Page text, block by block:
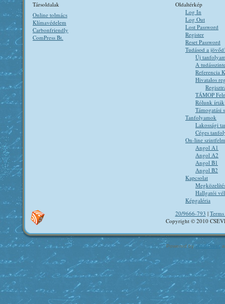
Társoldalak
Online tolmács
Klímavédelem
Carbonfriendly
ComPress Bt.
Oldaltérkép
Log In
Log Out
Lost Password
Register
Reset Password
Tudásod a
Új
A
Referencia
Hivatalos
TÁMOP
Rólunk írták
Támogatási
Tanfolyamok
Lakossági
Céges
On-line
Angol A1
Angol A2
Angol B1
Angol B2
Kapcsolat
Hallgatói
Képgaléria
20/9666-793 |
Copyright © 2010
Powered byWordPress